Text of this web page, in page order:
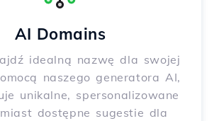
AI Domains
idealną nazwę dla swojej
naszego generatora AI,
unikalne, spersonalizowane
dostępne sugestie dla